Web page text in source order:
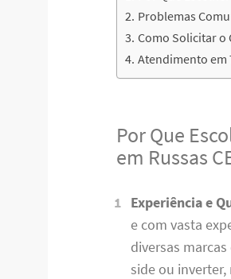
Problemas
Como Solicitar o
Atendimento em
Por Que
em Russas
Experiência e
e com vasta
diversas
side ou